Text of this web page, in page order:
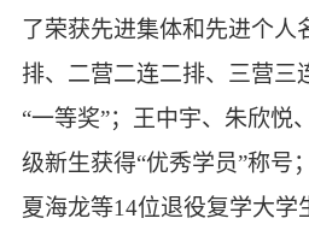
了荣获先进集体和先进个人
排、二营二连二排、三营三
“一等奖”； 王中宇、朱欣悦
级新生获得“优秀学员”称号
夏海龙等14位退役复学大学